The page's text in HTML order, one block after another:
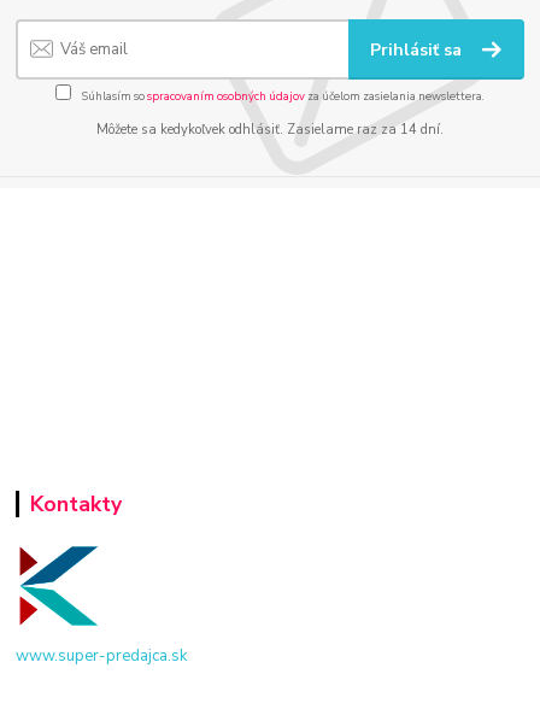
Prihlásiť sa
Súhlasím sospracovaním osobných údajov za účelom zasielania newslettera.
Môžete sa kedykoľvek odhlásiť. Zasielame raz za 14 dní.
Kontakty
www.super-predajca.sk